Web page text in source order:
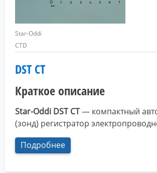
Star-Oddi
CTD
DST CT
Краткое описание
Star-Oddi DST CT— компактный
(зонд) регистратор
Подробнее